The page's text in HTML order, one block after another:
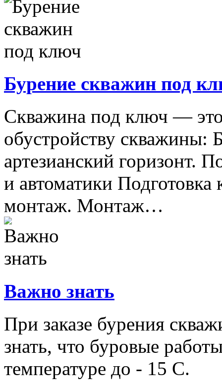
Бурение скважин под
Скважина под ключ —
обустройству скважины:
артезианский горизонт.
и автоматики Подготовка
монтаж. Монтаж…
Важно знать
При заказе бурения
знать, что буровые
температуре до - 15 С.